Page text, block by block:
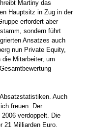
Martiny das
Hauptsitz in Zug in der
erfordert aber
sondern führt
Ansatzes auch
nun Private Equity,
Mitarbeiter, um
Auch
freuen. Der
verdoppelt. Die
21 Milliarden Euro.